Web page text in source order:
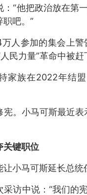
：“他把政治放在
吧。”
人参加的集会上
民力量”革命中被赶
家族在2022年结
。小马可斯最近
关键职位
小马可斯延长总统
采访中说：“我们的